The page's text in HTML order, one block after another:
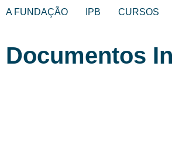
A FUNDAÇÃO IPB CURSOS
Documentos